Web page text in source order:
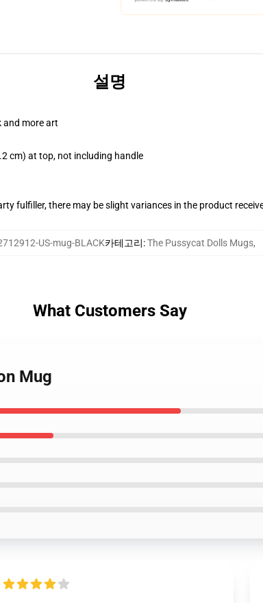
설명
and more art
cm) at top, not including handle
fulfiller, there may be slight variances in the product
US-mug-BLACK카테고리:The Pussycat Dolls Mugs,
What Customers Say
Mug